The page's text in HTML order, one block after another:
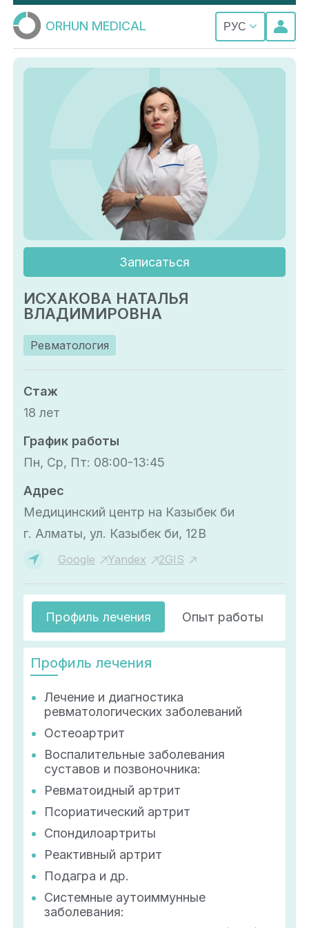
ORHUN MEDICAL РУС
Записаться
ИСХАКОВА НАТАЛЬЯ
ВЛАДИМИРОВНА
Ревматология
Стаж
18 лет
График работы
Пн, Ср, Пт: 08:00-13:45
Адрес
Медицинский центр на Казыбек би
г. Алматы, ул. Казыбек би, 12В
Google Yandex 2GIS
Профиль лечения Опыт работы
Профиль лечения
Лечение и диагностика
ревматологических заболеваний
Остеоартрит
Воспалительные заболевания
суставов и позвоночника:
Ревматоидный артрит
Псориатический артрит
Спондилоартриты
Реактивный артрит
Подагра и др.
Системные аутоиммунные
заболевания: